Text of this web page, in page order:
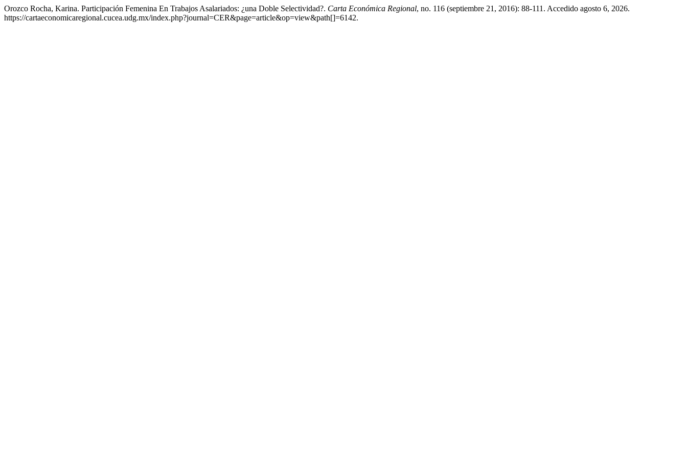
Orozco Rocha, Karina. Participación Femenina En Trabajos Asalariados: ¿una Doble Selectividad?. Carta Económica Regional, no. 116 (septiembre 21, 2016): 88-111. Accedido agosto 6, 2026.
https://cartaeconomicaregional.cucea.udg.mx/index.php?journal=CER&page=article&op=view&path[]=6142.